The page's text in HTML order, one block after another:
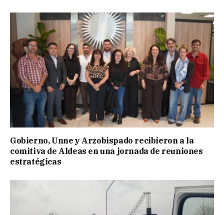
Gobierno, Unne y Arzobispado recibieron a la
comitiva de Aldeas en una jornada de reuniones
estratégicas